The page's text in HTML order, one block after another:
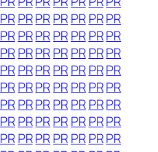
PRPRPRPRPR PRPR
PRPRPRPRPR PRPR
PRPRPRPRPR PRPR
PRPRPRPRPR PRPR
PRPRPRPRPR PRPR
PRPRPRPRPR PRPR
PRPRPRPRPR PRPR
PRPRPRPRPR PRPR